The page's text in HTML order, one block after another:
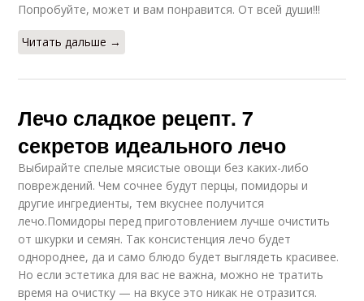
Лечо из перцев
Лечо без томатной
Лечо с апельсинами
Лечо с томатной
пастой
Лечо без томата Лечо с медом
Попробуйте, может и вам понравится. От всей души!!!
Читать дальше →
Лечо сладкое рецепт. 7
секретов идеального лечо
Выбирайте спелые мясистые овощи без каких-либо
повреждений. Чем сочнее будут перцы, помидоры и
другие ингредиенты, тем вкуснее получится
лечо.Помидоры перед приготовлением лучше очистить
от шкурки и семян. Так консистенция лечо будет
однороднее, да и само блюдо будет выглядеть красивее.
Но если эстетика для вас не важна, можно не тратить
время на очистку — на вкусе это никак не отразится.